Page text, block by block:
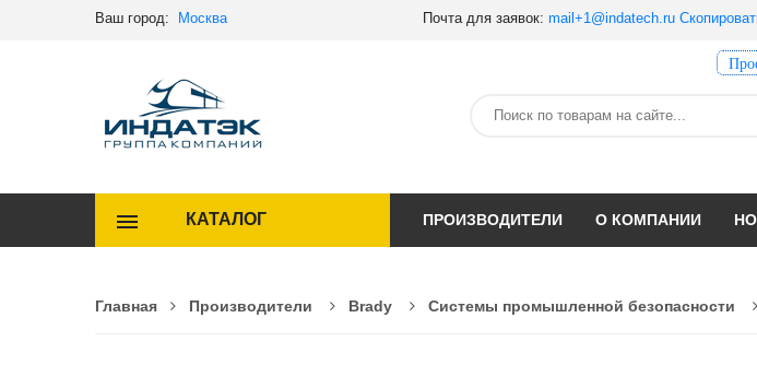
Ваш город: Москва Почта для заявок: mail+1@indatech.ru
КАТАЛОГ ПРОИЗВОДИТЕЛИ О КОМПАНИИ
Главная Производители Brady Системы промышленной безопасности